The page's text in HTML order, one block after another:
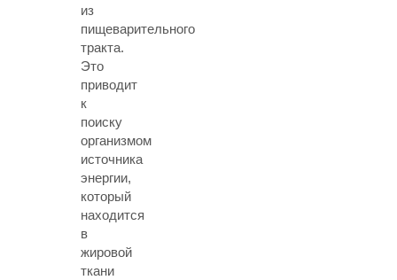
из
пищеварительного
тракта.
Это
приводит
к
поиску
организмом
источника
энергии,
который
находится
в
жировой
ткани